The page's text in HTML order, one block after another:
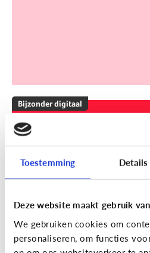
Toestemming Details
Deze website maakt gebruik
We gebruiken cookies om
personaliseren, om functies
Bijzonder digitaal
Mijn kind is
Welke apps of
kunnen helpen?